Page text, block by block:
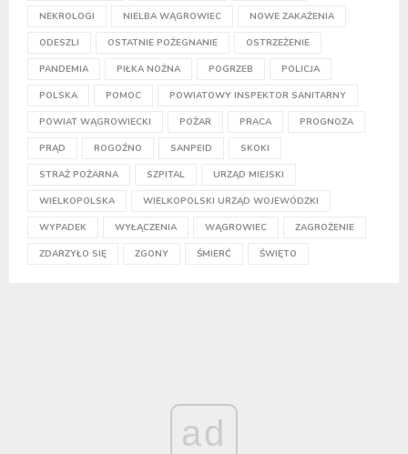
NEKROLOGI NIELBA WĄGROWIEC NOWE ZAKAŻENIA
ODESZLI OSTATNIE POŻEGNANIE OSTRZEŻENIE
PANDEMIA PIŁKA NOŻNA POGRZEB POLICJA
POLSKA POMOC POWIATOWY INSPEKTOR SANITARNY
POWIAT WĄGROWIECKI POŻAR PRACA PROGNOZA
PRĄD ROGOŹNO SANPEID SKOKI
STRAŻ POŻARNA SZPITAL URZĄD MIEJSKI
WIELKOPOLSKA WIELKOPOLSKI URZĄD WOJEWÓDZKI
WYPADEK WYŁĄCZENIA WĄGROWIEC ZAGROŻENIE
ZDARZYŁO SIĘ ZGONY ŚMIERĆ ŚWIĘTO
ad